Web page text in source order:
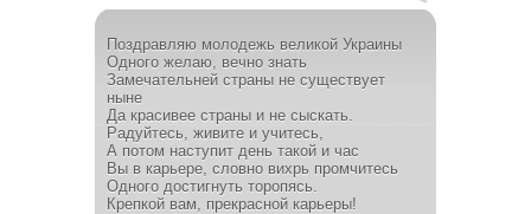
Поздравляю молодежь великой Украины
Одного желаю, вечно знать
Замечательней страны не существует
ныне
Да красивее страны и не сыскать.
Радуйтесь, живите и учитесь,
А потом наступит день такой и час
Вы в карьере, словно вихрь промчитесь
Одного достигнуть торопясь.
Крепкой вам, прекрасной карьеры!